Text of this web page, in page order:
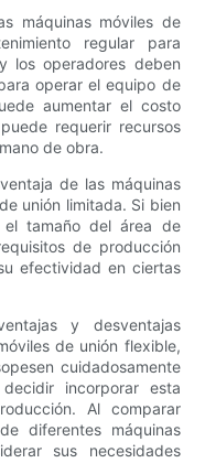
máquinas móviles de
regular para
los operadores deben
operar el equipo de
aumentar el costo
requerir recursos
de obra.
de las máquinas
unión limitada. Si bien
tamaño del área de
de producción
efectividad en ciertas
y desventajas
de unión flexible,
cuidadosamente
incorporar esta
Al comparar
diferentes máquinas
sus necesidades